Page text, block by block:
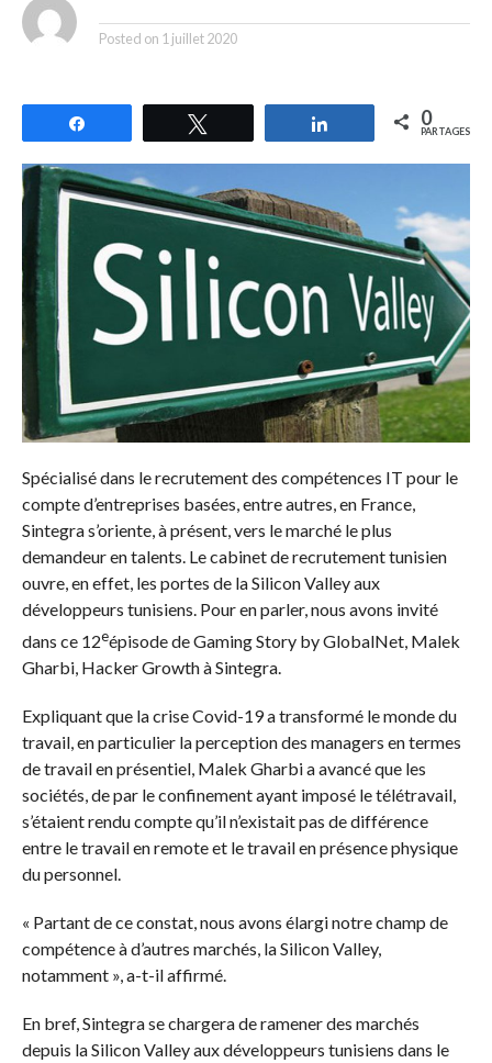
Posted on 1 juillet 2020
Partagez 0
PARTAGES
Spécialisé dans le recrutement des compétences IT pour le
compte d’entreprises basées, entre autres, en France,
Sintegra s’oriente, à présent, vers le marché le plus
demandeur en talents. Le cabinet de recrutement tunisien
ouvre, en effet, les portes de la Silicon Valley aux
développeurs tunisiens. Pour en parler, nous avons invité
dans ce 12eépisode de Gaming Story by GlobalNet, Malek
Gharbi, Hacker Growth à Sintegra.
Expliquant que la crise Covid-19 a transformé le monde du
travail, en particulier la perception des managers en termes
de travail en présentiel, Malek Gharbi a avancé que les
sociétés, de par le confinement ayant imposé le télétravail,
s’étaient rendu compte qu’il n’existait pas de différence
entre le travail en remote et le travail en présence physique
du personnel.
« Partant de ce constat, nous avons élargi notre champ de
compétence à d’autres marchés, la Silicon Valley,
notamment », a-t-il affirmé.
En bref, Sintegra se chargera de ramener des marchés
depuis la Silicon Valley aux développeurs tunisiens dans le